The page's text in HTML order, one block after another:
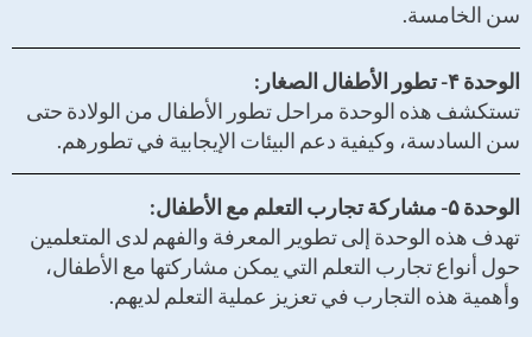
سن الخامسة.
الوحدة ۴- تطور الأطفال الصغار:
تستكشف هذه الوحدة مراحل تطور الأطفال من الولادة حتى
سن السادسة، وكيفية دعم البيئات الإيجابية في تطورهم.
الوحدة ۵- مشاركة تجارب التعلم مع الأطفال:
تهدف هذه الوحدة إلى تطوير المعرفة والفهم لدى المتعلمين
حول أنواع تجارب التعلم التي يمكن مشاركتها مع الأطفال،
وأهمية هذه التجارب في تعزيز عملية التعلم لديهم.